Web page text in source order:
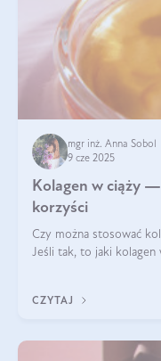
mgr inż. Anna Sobol
9 cze 2025
Kolagen w ciąży
korzyści
Czy można stosować
Jeśli tak, to jaki
CZYTAJ